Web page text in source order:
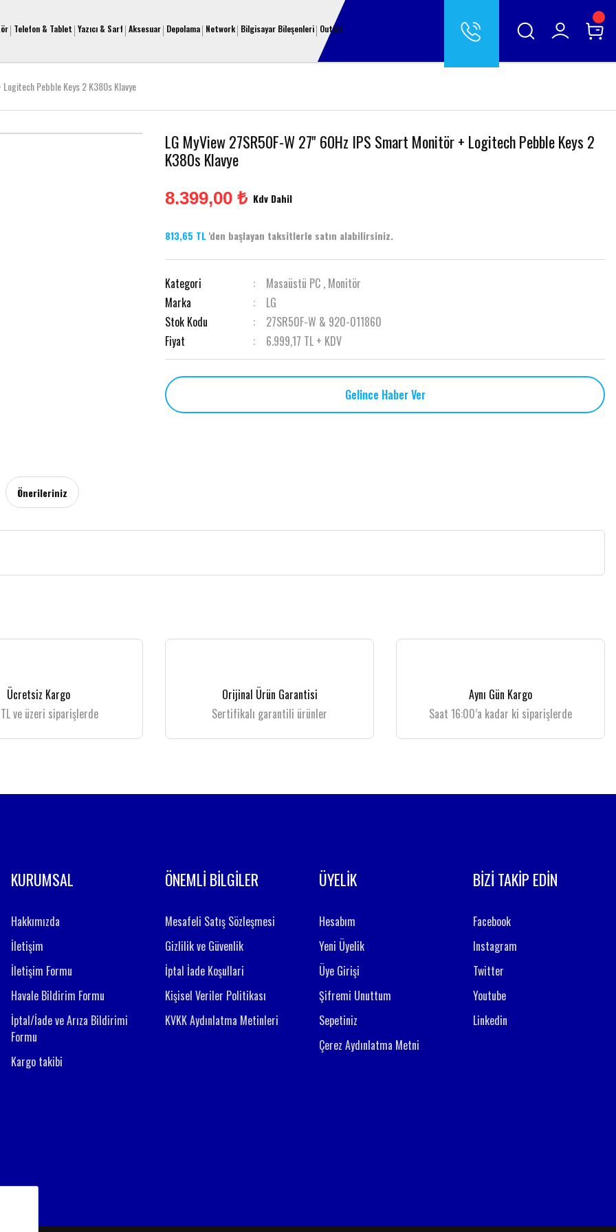
Telefon & Tablet Yazıcı & Sarf Aksesuar Depolama Network Bilgisayar Bileşenleri Outlet
Pebble Keys 2 K380s Klavye
LG MyView 27SR50F-W 27'' 60Hz IPS Smart Monitör + Logitech Pebble Keys 2
K380s Klavye
8.399,00 ₺ Kdv Dahil
813,65 TL 'den başlayan taksitlerle satın alabilirsiniz.
Kategori Masaüstü PC , Monitör
Marka
LG
Stok Kodu
27SR50F-W & 920-011860
Fiyat
6.999,17 TL + KDV
Gelince Haber Ver
Önerileriniz
Ücretsiz Kargo
ve üzeri siparişlerde
Orijinal Ürün Garantisi
Sertifikalı garantili ürünler
Aynı Gün Kargo
Saat 16:00’a kadar ki siparişlerde
KURUMSAL
Hakkımızda
İletişim
İletişim Formu
Havale Bildirim Formu
İptal/İade ve Arıza Bildirimi
Formu
Kargo takibi
ÖNEMLİ BİLGİLER
Mesafeli Satış Sözleşmesi
Gizlilik ve Güvenlik
İptal İade Koşullari
Kişisel Veriler Politikası
KVKK Aydınlatma Metinleri
ÜYELİK
Hesabım
Yeni Üyelik
Üye Girişi
Şifremi Unuttum
Sepetiniz
Çerez Aydınlatma Metni
BİZİ TAKİP EDİN
Facebook
Instagram
Twitter
Youtube
Linkedin